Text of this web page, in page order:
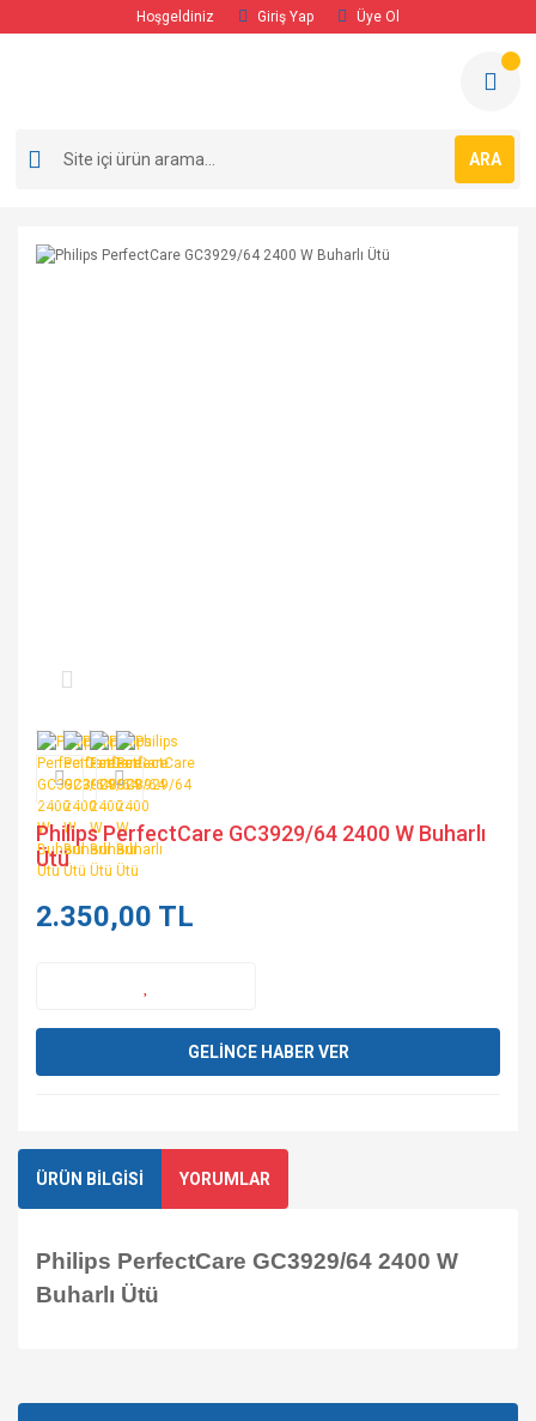
Hoşgeldiniz Giriş Yap Üye Ol
ARA
Philips PerfectCare GC3929/64 2400 W Buharlı
Ütü
2.350,00 TL
GELİNCE HABER VER
ÜRÜN BİLGİSİ YORUMLAR
Philips PerfectCare GC3929/64 2400 W
Buharlı Ütü